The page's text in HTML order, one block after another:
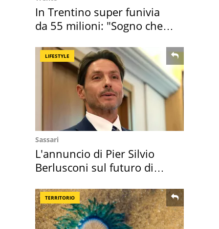
In Trentino super funivia
da 55 milioni: "Sogno che si
LIFESTYLE
Sassari
L'annuncio di Pier Silvio
Berlusconi sul futuro di
TERRITORIO